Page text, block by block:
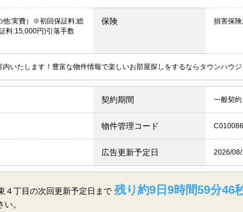
他:実費）※初回保証料:総
料:15,000円)引落手数
保険 損害保険
内いたします！豊富な物件情報で楽しいお部屋探しをするならタウンハウジ
契約期間 一般契
物件管理コード
広告更新予定日 2026/08/
４丁目の次回更新予定日まで 残り約9日9時間59分45
。